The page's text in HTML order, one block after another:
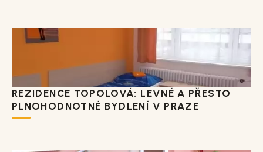
REZIDENCE TOPOLOVÁ: LEVNÉ A PŘESTO
PLNOHODNOTNÉ BYDLENÍ V PRAZE